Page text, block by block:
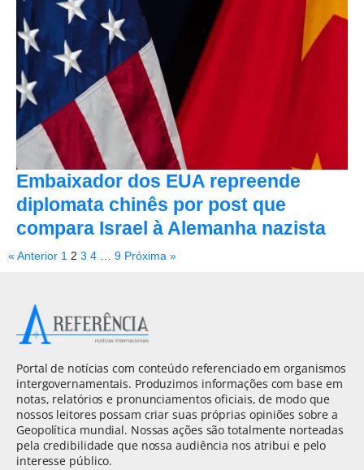
Embaixador dos EUA repreende
diplomata chinês por post que
compara Israel à Alemanha nazista
« Anterior 1 2 3 4 … 9 Próxima »
Portal de notícias com conteúdo referenciado em organismos
intergovernamentais. Produzimos informações com base em
notas, relatórios e pronunciamentos oficiais, de modo que
nossos leitores possam criar suas próprias opiniões sobre a
Geopolítica mundial. Nossas ações são totalmente norteadas
pela credibilidade que nossa audiência nos atribui e pelo
interesse público.